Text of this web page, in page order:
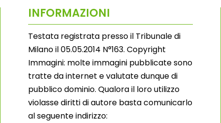
INFORMAZIONI
Testata registrata presso il Tribunale di
Milano il 05.05.2014 N°163. Copyright
Immagini: molte immagini pubblicate sono
tratte da internet e valutate dunque di
pubblico dominio. Qualora il loro utilizzo
violasse diritti di autore basta comunicarlo
al seguente indirizzo: